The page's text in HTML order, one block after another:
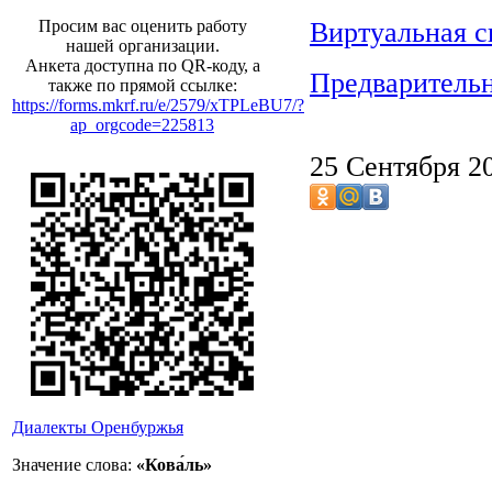
Просим вас оценить работу
нашей организации.
Анкета доступна по QR-коду, а
также по прямой ссылке:
https://forms.mkrf.ru/e/2579/xTPLeBU7/?
ap_orgcode=225813
Диалекты Оренбуржья
Значение слова: «Кова́ль»
Виртуальная
25 Сентября